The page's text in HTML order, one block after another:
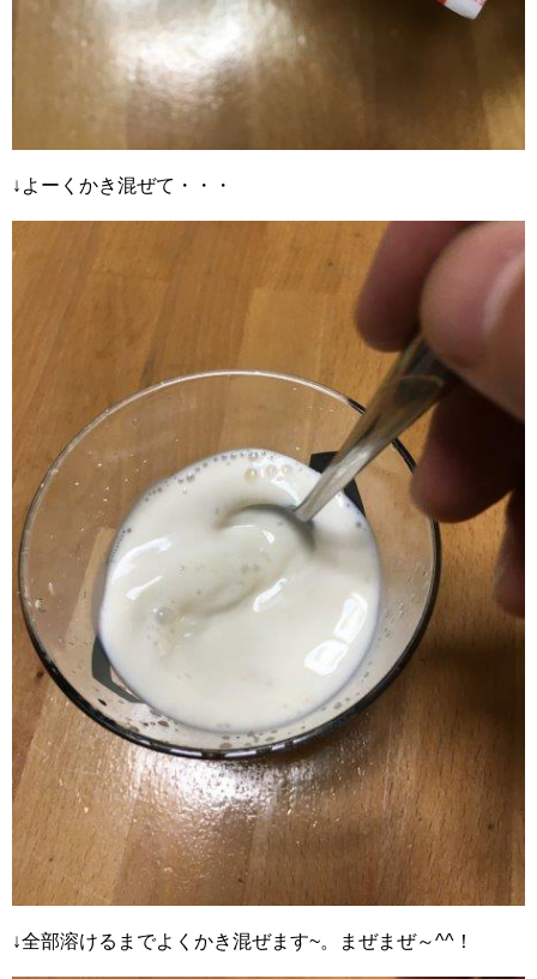
↓よーくかき混ぜて・・・
↓全部溶けるまでよくかき混ぜます~。まぜまぜ～^^！